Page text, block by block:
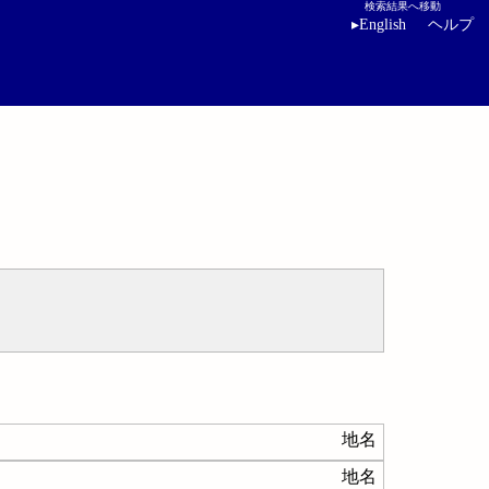
検索結果へ移動
▸English ヘルプ
地名
地名